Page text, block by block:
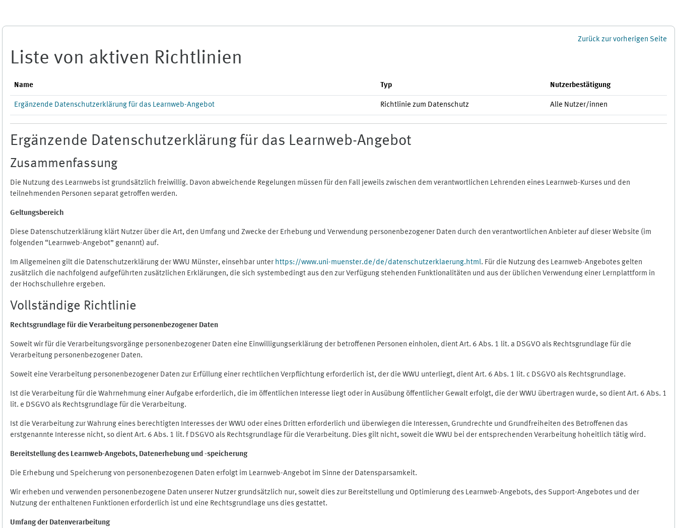
Zurück zur vorherigen Seite
Liste von aktiven Richtlinien
Name Typ Nutzerbestätigung
Ergänzende Datenschutzerklärung für das Learnweb-Angebot Richtlinie zum Datenschutz Alle Nutzer/innen
Ergänzende Datenschutzerklärung für das Learnweb-Angebot
Zusammenfassung
Die Nutzung des Learnwebs ist grundsätzlich freiwillig. Davon abweichende Regelungen müssen für den Fall jeweils zwischen dem verantwortlichen Lehrenden eines Learnweb-Kurses und den
teilnehmenden Personen separat getroffen werden.
Geltungsbereich
Diese Datenschutzerklärung klärt Nutzer über die Art, den Umfang und Zwecke der Erhebung und Verwendung personenbezogener Daten durch den verantwortlichen Anbieter auf dieser Website (im
folgenden “Learnweb-Angebot” genannt) auf.
Im Allgemeinen gilt die Datenschutzerklärung der WWU Münster, einsehbar unter https://www.uni-muenster.de/de/datenschutzerklaerung.html. Für die Nutzung des Learnweb-Angebotes gelten
zusätzlich die nachfolgend aufgeführten zusätzlichen Erklärungen, die sich systembedingt aus den zur Verfügung stehenden Funktionalitäten und aus der üblichen Verwendung einer Lernplattform in
der Hochschullehre ergeben.
Vollständige Richtlinie
Rechtsgrundlage für die Verarbeitung personenbezogener Daten
Soweit wir für die Verarbeitungsvorgänge personenbezogener Daten eine Einwilligungserklärung der betroffenen Personen einholen, dient Art. 6 Abs. 1 lit. a DSGVO als Rechtsgrundlage für die
Verarbeitung personenbezogener Daten.
Soweit eine Verarbeitung personenbezogener Daten zur Erfüllung einer rechtlichen Verpflichtung erforderlich ist, der die WWU unterliegt, dient Art. 6 Abs. 1 lit. c DSGVO als Rechtsgrundlage.
Ist die Verarbeitung für die Wahrnehmung einer Aufgabe erforderlich, die im öffentlichen Interesse liegt oder in Ausübung öffentlicher Gewalt erfolgt, die der WWU übertragen wurde, so dient Art. 6 Abs. 1
lit. e DSGVO als Rechtsgrundlage für die Verarbeitung.
Ist die Verarbeitung zur Wahrung eines berechtigten Interesses der WWU oder eines Dritten erforderlich und überwiegen die Interessen, Grundrechte und Grundfreiheiten des Betroffenen das
erstgenannte Interesse nicht, so dient Art. 6 Abs. 1 lit. f DSGVO als Rechtsgrundlage für die Verarbeitung. Dies gilt nicht, soweit die WWU bei der entsprechenden Verarbeitung hoheitlich tätig wird.
Bereitstellung des Learnweb-Angebots, Datenerhebung und -speicherung
Die Erhebung und Speicherung von personenbezogenen Daten erfolgt im Learnweb-Angebot im Sinne der Datensparsamkeit.
Wir erheben und verwenden personenbezogene Daten unserer Nutzer grundsätzlich nur, soweit dies zur Bereitstellung und Optimierung des Learnweb-Angebots, des Support-Angebotes und der
Nutzung der enthaltenen Funktionen erforderlich ist und eine Rechtsgrundlage uns dies gestattet.
Umfang der Datenverarbeitung